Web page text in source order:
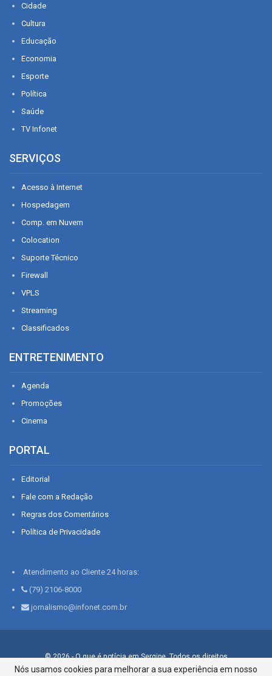
Cidade
Cultura
Educação
Economia
Esporte
Política
Saúde
TV Infonet
SERVIÇOS
Acesso à Internet
Hospedagem
Comp. em Nuvem
Colocation
Suporte Técnico
Firewall
VPLS
Streaming
Classificados
ENTRETENIMENTO
Agenda
Promoções
Cinema
PORTAL
Editorial
Fale com a Redação
Regras dos Comentários
Política de Privacidade
Atendimento ao Cliente 24 horas:
(79) 2106-8000
jornalismo@infonet.com.br
© 2026 - O que é notícia em Sergipe. Todos os direitos
reservados.
Nós usamos cookies para melhorar a sua experiência em nosso